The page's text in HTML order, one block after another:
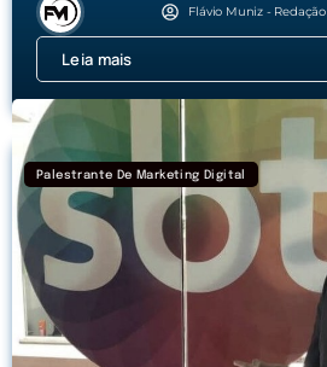
Flávio Muniz - Redação
Leia mais
Palestrante De Marketing Digital